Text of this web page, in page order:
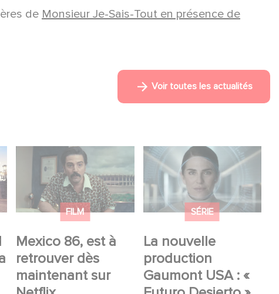
de Monsieur Je-Sais-Tout en présence de
Voir toutes les actualités
FILM
Mexico 86, est à
retrouver dès
maintenant sur
Mexico 86, est à
retrouver dès
maintenant sur Netflix
SÉRIE
La nouvelle
production
Gaumont USA : «
La nouvelle
production Gaumont
USA : « Futuro
Desierto »